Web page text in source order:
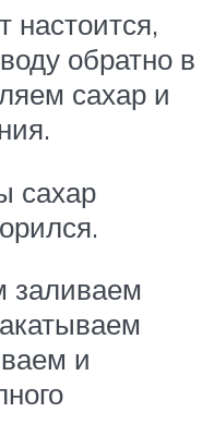
настоится,
обратно в
сахар и
сахар
заливаем
и